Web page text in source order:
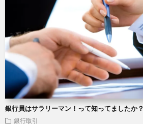
銀行員はサラリーマン！って知ってましたか？
銀行取引